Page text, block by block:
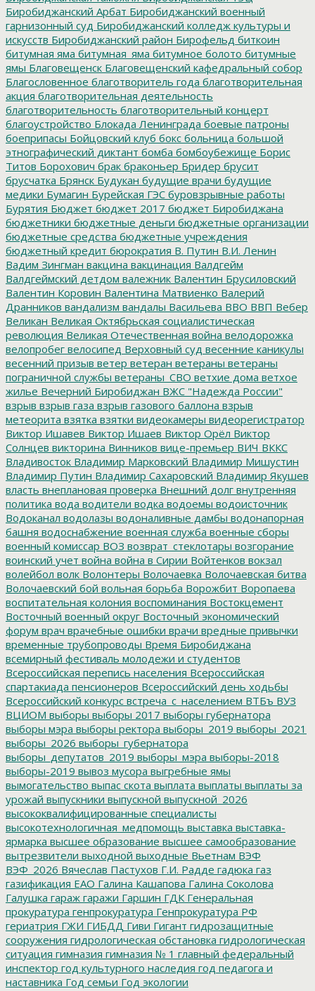
Биробиджанский Арбат Биробиджанский военный
гарнизонный суд Биробиджанский колледж культуры и
искусств Биробиджанский район Бирофельд биткоин
битумная яма битумная_яма битумное болото битумные
ямы Благовещенск Благовещенский кафедральный собор
Благословенное благотворитель года благотворительная
акция благотворительная деятельность
благотворительность благотворительный концерт
благоустройство Блокада Ленинграда боевые патроны
боеприпасы Бойцовский клуб бокс больница большой
этнографический диктант бомба бомбоубежище Борис
Титов Борохович брак браконьер Бридер брусит
брусчатка Брянск Будукан будущие врачи будущие
медики Бумагин Бурейская ГЭС буровзрывные работы
Бурятия Бюджет бюджет 2017 бюджет Биробиджана
бюджетники бюджетные деньги бюджетные организации
бюджетные средства бюджетные учреждения
бюджетный кредит бюрократия В. Путин В.И. Ленин
Вадим Зингман вакцина вакцинация Валдгейм
Валдгеймский детдом валежник Валентин Брусиловский
Валентин Коровин Валентина Матвиенко Валерий
Дранников вандализм вандалы Васильева ВВО ВВП Вебер
Великан Великая Октябрьская социалистическая
революция Великая Отечественная война велодорожка
велопробег велосипед Верховный суд весенние каникулы
весенний призыв ветер ветеран ветераны ветераны
пограничной службы ветераны_СВО ветхие дома ветхое
жилье Вечерний Биробиджан ВЖС "Надежда России"
взрыв взрыв газа взрыв газового баллона взрыв
метеорита взятка взятки видеокамеры видеорегистратор
Виктор Ишавев Виктор Ишаев Виктор Орёл Виктор
Солнцев викторина Винников вице-премьер ВИЧ ВККС
Владивосток Владимир Марковский Владимир Мишустин
Владимир Путин Владимир Сахаровский Владимир Якушев
власть внеплановая проверка Внешний долг внутренняя
политика вода водители водка водоемы водоисточник
Водоканал водолазы водоналивные дамбы водонапорная
башня водоснабжение военная служба военные сборы
военный комиссар ВОЗ возврат_стеклотары возгорание
воинский учет война война в Сирии Войтенков вокзал
волейбол волк Волонтеры Волочаевка Волочаевская битва
Волочаевский бой вольная борьба Ворожбит Воропаева
воспитательная колония воспоминания Востокцемент
Восточный военный округ Восточный экономический
форум врач врачебные ошибки врачи вредные привычки
временные трубопроводы Время Биробиджана
всемирный фестиваль молодежи и студентов
Всероссийская перепись населения Всероссийская
спартакиада пенсионеров Всероссийский день ходьбы
Всероссийский конкурс встреча_с_населением ВТБъ ВУЗ
ВЦИОМ выборы выборы 2017 выборы губернатора
выборы мэра выборы ректора выборы_2019 выборы_2021
выборы_2026 выборы_губернатора
выборы_депутатов_2019 выборы_мэра выборы-2018
выборы-2019 вывоз мусора выгребные ямы
вымогательство выпас скота выплата выплаты выплаты за
урожай выпускники выпускной выпускной_2026
высококвалифицированные специалисты
высокотехнологичная_медпомощь выставка выставка-
ярмарка высшее образование высшее самообразование
вытрезвители выходной выходные Вьетнам ВЭФ
ВЭФ_2026 Вячеслав Пастухов Г.И. Радде гадюка газ
газификация ЕАО Галина Кашапова Галина Соколова
Галушка гараж гаражи Гаршин ГДК Генеральная
прокуратура генпрокуратура Генпрокуратура РФ
гериатрия ГЖИ ГИБДД Гиви Гигант гидрозащитные
сооружения гидрологическая обстановка гидрологическая
ситуация гимназия гимназия № 1 главный федеральный
инспектор год культурного наследия год педагога и
наставника Год семьи Год экологии